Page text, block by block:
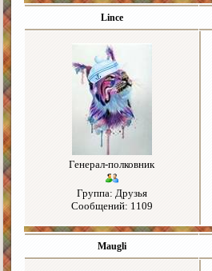
Lince
Генерал-полковник
Группа: Друзья
Сообщений: 1109
Maugli